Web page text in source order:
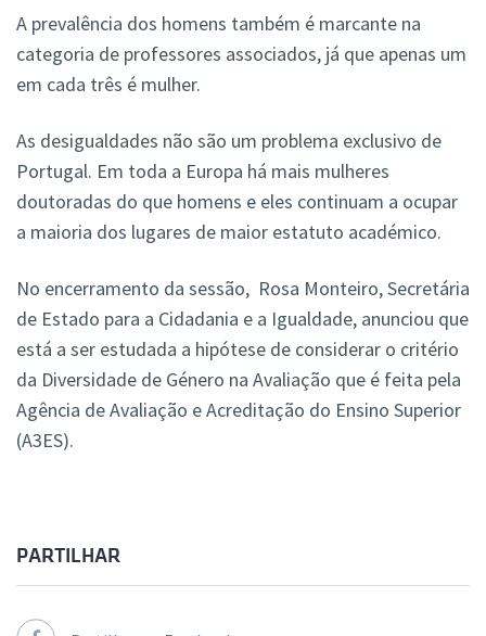
A prevalência dos homens também é marcante na
categoria de professores associados, já que apenas um
em cada três é mulher.
As desigualdades não são um problema exclusivo de
Portugal. Em toda a Europa há mais mulheres
doutoradas do que homens e eles continuam a ocupar
a maioria dos lugares de maior estatuto académico.
No encerramento da sessão, Rosa Monteiro, Secretária
de Estado para a Cidadania e a Igualdade, anunciou que
está a ser estudada a hipótese de considerar o critério
da Diversidade de Género na Avaliação que é feita pela
Agência de Avaliação e Acreditação do Ensino Superior
(A3ES).
PARTILHAR